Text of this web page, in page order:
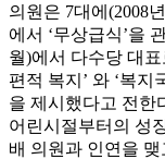
의원은 7대에(2008
에서 ‘무상급식’을
월)에서 다수당 대표
편적 복지’ 와 ‘복
을 제시했다고 전한
어린시절부터의 성
배 의원과 인연을